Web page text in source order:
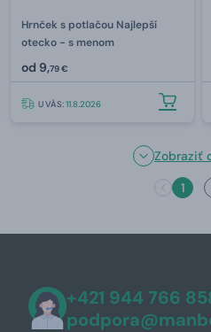
Hrnček s potlačou Najlepší
otecko - s menom
od 9,79 €
U VÁS:11.8.2026
Zobraziť
1
+421 944 766